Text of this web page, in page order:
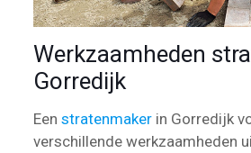
Werkzaamheden
Gorredijk
Een stratenmakerin Gorredijk
verschillende werkzaamheden